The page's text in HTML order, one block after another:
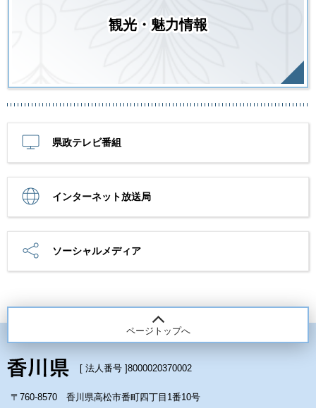
観光・魅力情報
県政テレビ番組
インターネット放送局
ソーシャルメディア
ページトップへ
[ 法人番号 ]8000020370002
〒760-8570 香川県高松市番町四丁目1番10号